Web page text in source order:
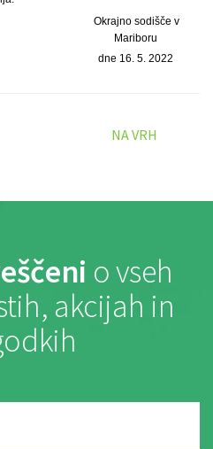
Okrajno sodišče v
Mariboru
dne 16. 5. 2022
NA VRH
o vseh
akcijah in